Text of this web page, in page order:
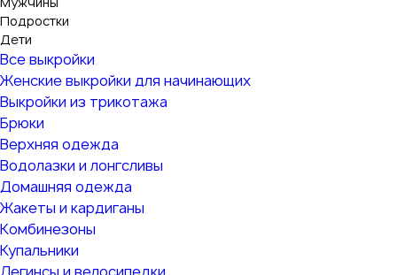
Подростки
Дети
Все выкройки
Женские выкройки для начинающих
Выкройки из трикотажа
Брюки
Верхняя одежда
Водолазки и лонгсливы
Домашняя одежда
Жакеты и кардиганы
Комбинезоны
Купальники